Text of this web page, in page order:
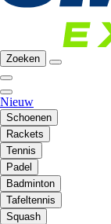
Zoeken
Nieuw
Schoenen
Rackets
Tennis
Padel
Badminton
Tafeltennis
Squash